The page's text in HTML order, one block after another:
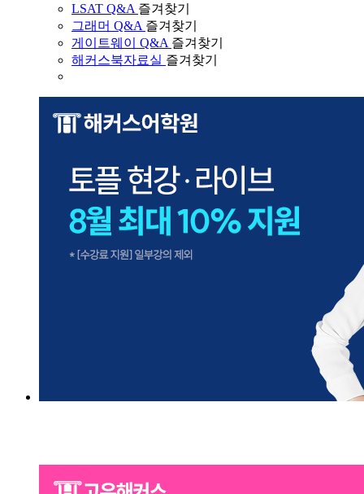
LSAT Q&A 즐겨찾기
그래머 Q&A 즐겨찾기
게이트웨이 Q&A 즐겨찾기
해커스북자료실 즐겨찾기